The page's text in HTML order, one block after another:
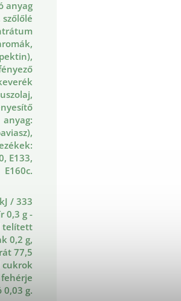
anyag
anyag:
E133,
E160c.
/ 333
0,3 g -
telített
0,2 g,
77,5
cukrok
0,03 g.